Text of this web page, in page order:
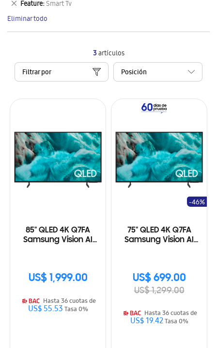
3artículos
Filtrar por
85" QLED 4K Q7FA
Samsung Vision AI
US$ 1,999.00
Hasta 36 cuotas de
US$ 55.53Tasa 0%
75" QLED 4K Q7FA
Samsung Vision AI
US$ 699.00
US$ 1,299.00
-46%
Hasta 36 cuotas de
US$ 19.42Tasa 0%
artículo
Feature Smart Tv
Eliminar
este
artículo
Eliminar todo